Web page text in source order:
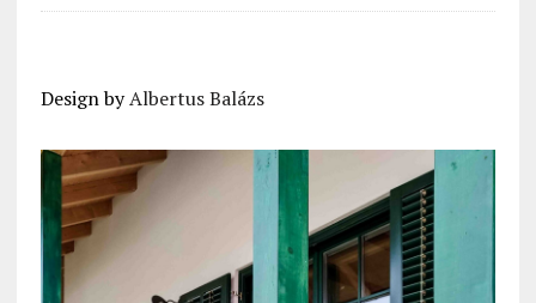
Design byAlbertus Balázs